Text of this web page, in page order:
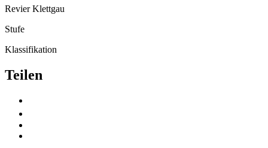
Revier Klettgau
Stufe
Klassifikation
Teilen